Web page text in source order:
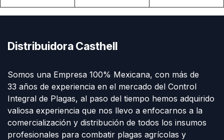
Distribuidora Casthell
Somos una Empresa 100% Mexicana, con más de
33 años de experiencia en el mercado del Control
Integral de Plagas, al paso del tiempo hemos adquirido
valiosa experiencia que nos llevo a enfocarnos a la
comercialización y distribución de todos los insumos
profesionales para combatir plagas agrícolas y